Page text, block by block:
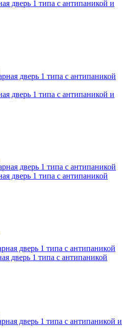
дверь 1 типа с антипаникой и
дверь 1 типа с антипаникой и
дверь 1 типа с антипаникой
дверь 1 типа с антипаникой